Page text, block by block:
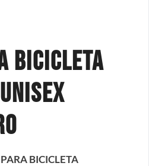
Bicicleta
BICICLETA